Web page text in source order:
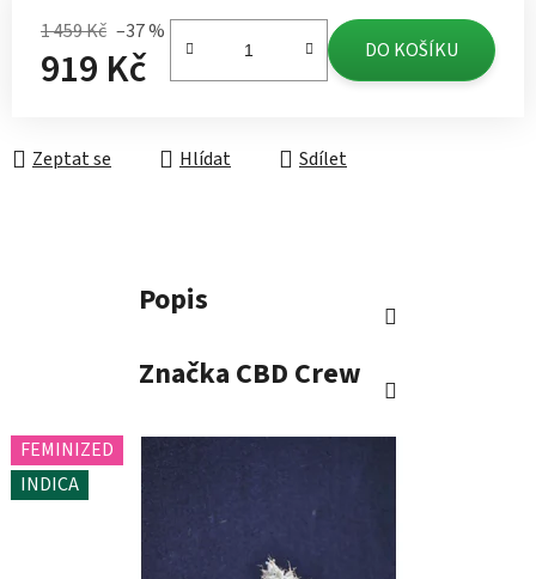
1 459 Kč –37 %
919 Kč DO KOŠÍKU
Zeptat se Hlídat Sdílet
Popis
Značka CBD Crew
FEMINIZED
INDICA